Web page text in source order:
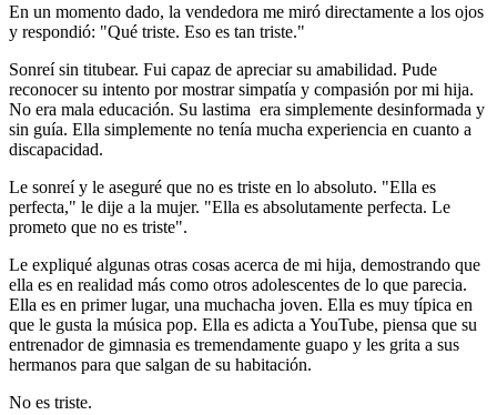
En un momento dado, la vendedora me miró directamente a los ojos
y respondió: "Qué triste. Eso es tan triste."
Sonreí sin titubear. Fui capaz de apreciar su amabilidad. Pude
reconocer su intento por mostrar simpatía y compasión por mi hija.
No era mala educación. Su lastima era simplemente desinformada y
sin guía. Ella simplemente no tenía mucha experiencia en cuanto a
discapacidad.
Le sonreí y le aseguré que no es triste en lo absoluto. "Ella es
perfecta," le dije a la mujer. "Ella es absolutamente perfecta. Le
prometo que no es triste".
Le expliqué algunas otras cosas acerca de mi hija, demostrando que
ella es en realidad más como otros adolescentes de lo que parecia.
Ella es en primer lugar, una muchacha joven. Ella es muy típica en
que le gusta la música pop. Ella es adicta a YouTube, piensa que su
entrenador de gimnasia es tremendamente guapo y les grita a sus
hermanos para que salgan de su habitación.
No es triste.